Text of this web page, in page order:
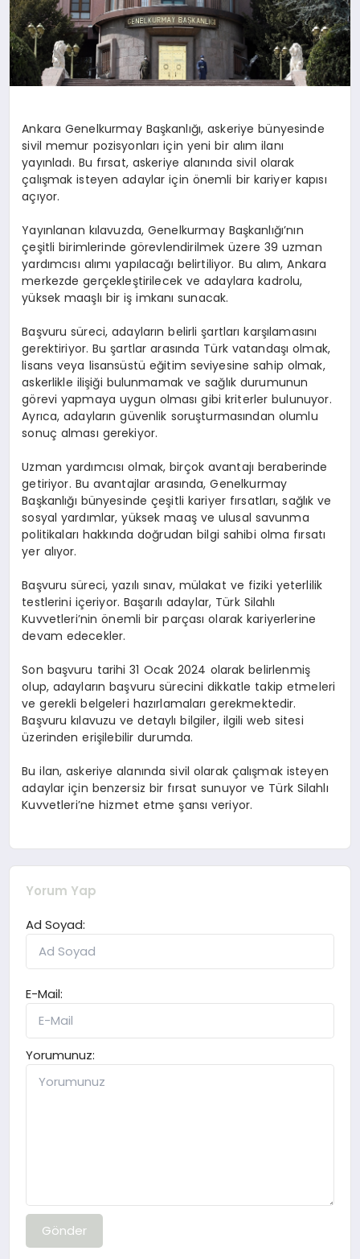
Ankara Genelkurmay Başkanlığı, askeriye bünyesinde
sivil memur pozisyonları için yeni bir alım ilanı
yayınladı. Bu fırsat, askeriye alanında sivil olarak
çalışmak isteyen adaylar için önemli bir kariyer kapısı
açıyor.
Yayınlanan kılavuzda, Genelkurmay Başkanlığı’nın
çeşitli birimlerinde görevlendirilmek üzere 39 uzman
yardımcısı alımı yapılacağı belirtiliyor. Bu alım, Ankara
merkezde gerçekleştirilecek ve adaylara kadrolu,
yüksek maaşlı bir iş imkanı sunacak.
Başvuru süreci, adayların belirli şartları karşılamasını
gerektiriyor. Bu şartlar arasında Türk vatandaşı olmak,
lisans veya lisansüstü eğitim seviyesine sahip olmak,
askerlikle ilişiği bulunmamak ve sağlık durumunun
görevi yapmaya uygun olması gibi kriterler bulunuyor.
Ayrıca, adayların güvenlik soruşturmasından olumlu
sonuç alması gerekiyor.
Uzman yardımcısı olmak, birçok avantajı beraberinde
getiriyor. Bu avantajlar arasında, Genelkurmay
Başkanlığı bünyesinde çeşitli kariyer fırsatları, sağlık ve
sosyal yardımlar, yüksek maaş ve ulusal savunma
politikaları hakkında doğrudan bilgi sahibi olma fırsatı
yer alıyor.
Başvuru süreci, yazılı sınav, mülakat ve fiziki yeterlilik
testlerini içeriyor. Başarılı adaylar, Türk Silahlı
Kuvvetleri’nin önemli bir parçası olarak kariyerlerine
devam edecekler.
Son başvuru tarihi 31 Ocak 2024 olarak belirlenmiş
olup, adayların başvuru sürecini dikkatle takip etmeleri
ve gerekli belgeleri hazırlamaları gerekmektedir.
Başvuru kılavuzu ve detaylı bilgiler, ilgili web sitesi
üzerinden erişilebilir durumda.
Bu ilan, askeriye alanında sivil olarak çalışmak isteyen
adaylar için benzersiz bir fırsat sunuyor ve Türk Silahlı
Kuvvetleri’ne hizmet etme şansı veriyor.
Yorum Yap
Ad Soyad:
E-Mail:
Yorumunuz:
Gönder